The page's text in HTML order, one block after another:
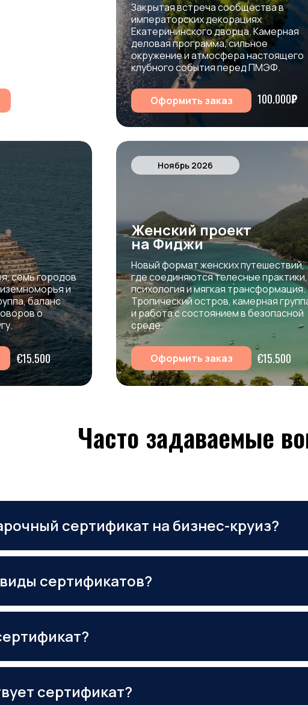
Закрытаявстречасообществав
императорскихдекорациях
Екатерининскогодворца.Камерная
деловаяпрограмма,сильное
окружениеиатмосферанастоящего
клубногособытияпередПМЭФ.
100.000₽
Оформить заказ
Женский проект
на Фиджи
Новыйформатженскихпутешествий,
гдесоединяютсятелесныепрактики,
психологияимягкая трансформация.
Тропическийостров, камерная
и работассостояниемвбезопасной
среде.
€15.500
Оформить заказ
семьгородов
и
баланс
о
€15.500
Ноябрь 2026
Часто задаваемые
сертификат на бизнес-круиз?
сертификатов?
сертификат?